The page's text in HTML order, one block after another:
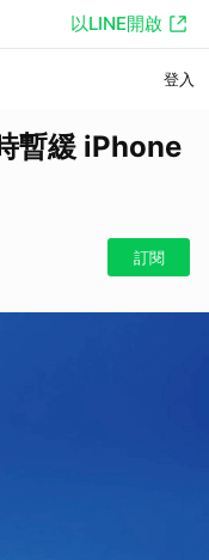
以LINE開啟
登入
暫緩 iPhone
訂閱